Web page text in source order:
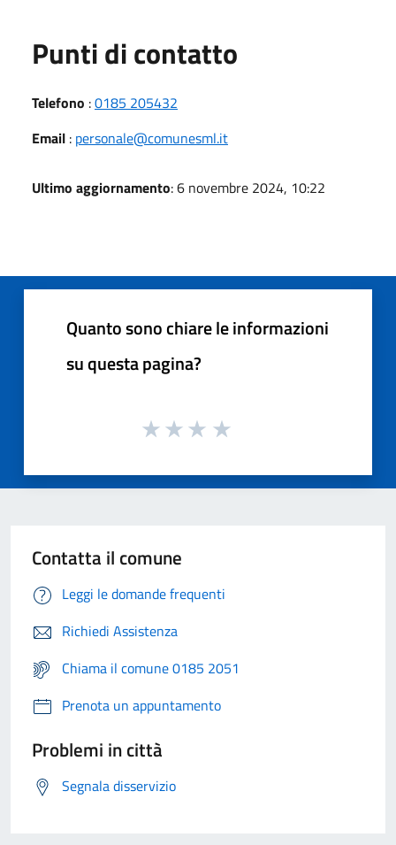
Punti di contatto
Telefono :0185 205432
Email : personale@comunesml.it
Ultimo aggiornamento: 6 novembre 2024, 10:22
Quanto sono chiare le informazioni
su questa pagina?
Contatta il comune
Leggi le domande frequenti
Richiedi Assistenza
Chiama il comune 0185 2051
Prenota un appuntamento
Problemi in città
Segnala disservizio